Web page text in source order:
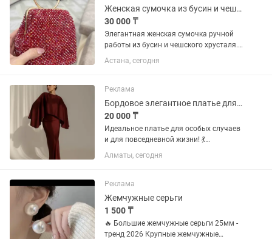
человеку, активны,...
Женская сумочка из бусин и чешского хрусталя, ручная работа
30 000 ₸
Элегантная женская сумочка ручной
работы из бусин и чешского хрусталя.
Стильный аксессуар, который
идеально дополнит вечерний образ,
повседневный стиль. Каждая
сумочка...
Астана, сегодня
Реклама
Бордовое элегантное платье для мероприятий и повседневной носки
20 000 ₸
Идеальное платье для особых случаев
и для повседневной жизни! 💃
Элегантный крой с драпировкой и
струящейся тканью подчеркивает
Премиальный атлас с легким...
Алматы, сегодня
Реклама
Жемчужные серьги
1 500 ₸
🔥 Большие жемчужные серьги 25мм -
тренд 2026 Крупные жемчужные